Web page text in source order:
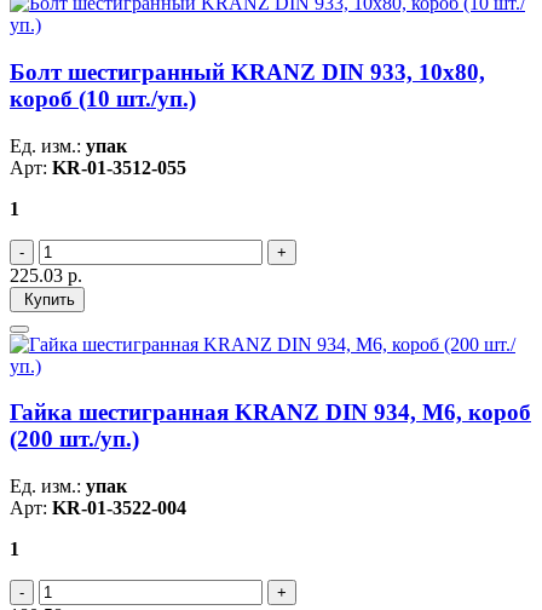
Болт шестигранный KRANZ DIN 933, 10х80,
короб (10 шт./уп.)
Ед. изм.: упак
Арт: KR-01-3512-055
1
225.03 р.
Купить
Гайка шестигранная KRANZ DIN 934, M6, короб
(200 шт./уп.)
Ед. изм.: упак
Арт: KR-01-3522-004
1